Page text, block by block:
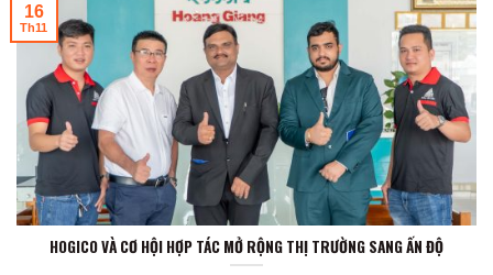
HOGICO VÀ CƠ HỘI HỢP TÁC MỞ RỘNG THỊ TRƯỜNG SANG ẤN ĐỘ
16
Th11